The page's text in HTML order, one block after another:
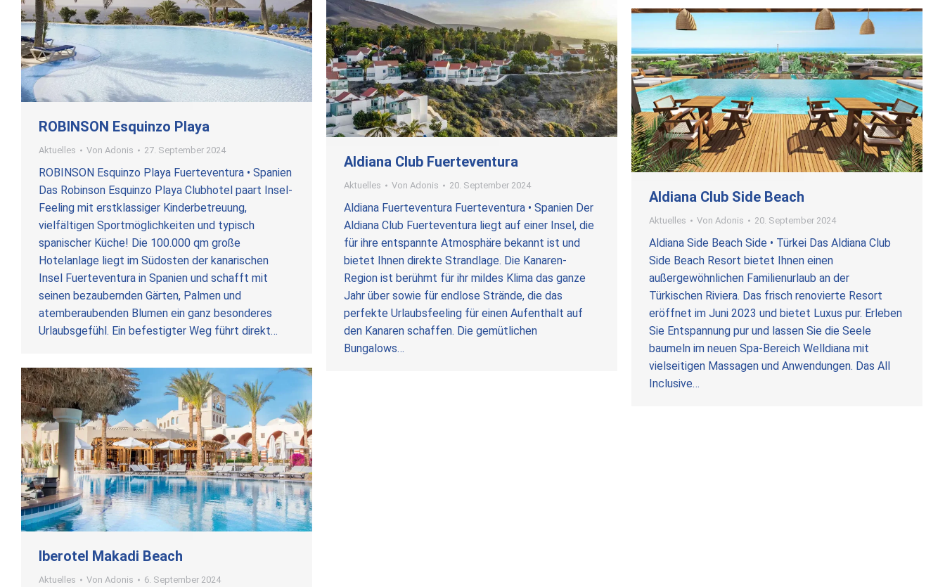
ROBINSON Esquinzo Playa
Aktuelles Von Adonis 27. September 2024
ROBINSON Esquinzo Playa Fuerteventura • Spanien
Das Robinson Esquinzo Playa Clubhotel paart Insel-
Feeling mit erstklassiger Kinderbetreuung,
vielfältigen Sportmöglichkeiten und typisch
spanischer Küche! Die 100.000 qm große
Hotelanlage liegt im Südosten der kanarischen
Insel Fuerteventura in Spanien und schafft mit
seinen bezaubernden Gärten, Palmen und
atemberaubenden Blumen ein ganz besonderes
Urlaubsgefühl. Ein befestigter Weg führt direkt…
Aldiana Club Fuerteventura
Aktuelles Von Adonis 20. September 2024
Aldiana Fuerteventura Fuerteventura • Spanien Der
Aldiana Club Fuerteventura liegt auf einer Insel, die
für ihre entspannte Atmosphäre bekannt ist und
bietet Ihnen direkte Strandlage. Die Kanaren-
Region ist berühmt für ihr mildes Klima das ganze
Jahr über sowie für endlose Strände, die das
perfekte Urlaubsfeeling für einen Aufenthalt auf
den Kanaren schaffen. Die gemütlichen
Bungalows…
Aldiana Club Side Beach
Aktuelles Von Adonis 20. September 2024
Aldiana Side Beach Side • Türkei Das Aldiana Club
Side Beach Resort bietet Ihnen einen
außergewöhnlichen Familienurlaub an der
Türkischen Riviera. Das frisch renovierte Resort
eröffnet im Juni 2023 und bietet Luxus pur. Erleben
Sie Entspannung pur und lassen Sie die Seele
baumeln im neuen Spa-Bereich Welldiana mit
vielseitigen Massagen und Anwendungen. Das All
Inclusive…
Iberotel Makadi Beach
Aktuelles Von Adonis 6. September 2024